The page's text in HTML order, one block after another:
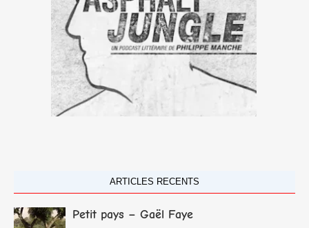
ARTICLES RECENTS
Petit pays – Gaël Faye